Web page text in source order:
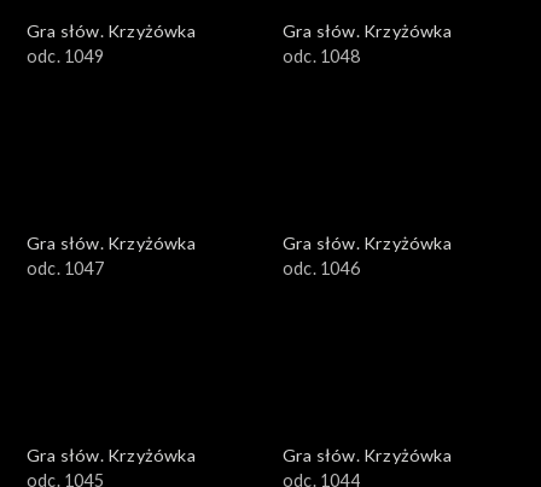
Gra słów. Krzyżówka
odc. 1049
Gra słów. Krzyżówka
odc. 1048
Gra słów. Krzyżówka
odc. 1047
Gra słów. Krzyżówka
odc. 1046
Gra słów. Krzyżówka
odc. 1045
Gra słów. Krzyżówka
odc. 1044